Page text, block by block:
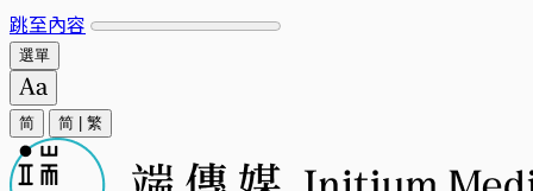
跳至內容
選單
简 简 繁